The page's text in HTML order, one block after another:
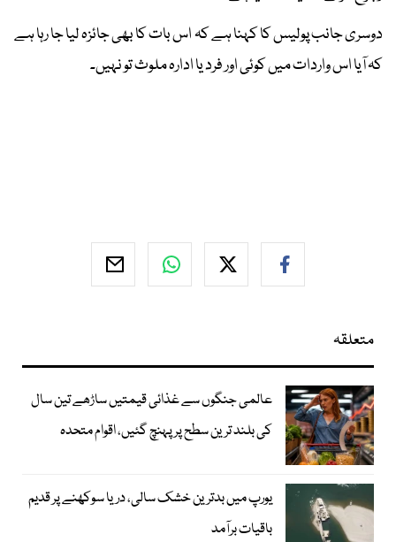
دوسری جانب پولیس کا کہنا ہے کہ اس بات کا بھی جائزہ لیا جا رہا ہے
کہ آیا اس واردات میں کوئی اور فرد یا ادارہ ملوث تو نہیں۔
متعلقہ
عالمی جنگوں سے غذائی قیمتیں ساڑھے تین سال
کی بلند ترین سطح پر پہنچ گئیں، اقوام متحدہ
یورپ میں بدترین خشک سالی، دریا سوکھنے پر قدیم
باقیات برآمد